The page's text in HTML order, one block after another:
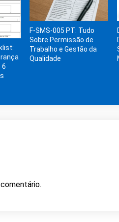
6
F-SMS-005 PT: Tudo
Sobre Permissão de
Trabalho e Gestão da
Qualidade